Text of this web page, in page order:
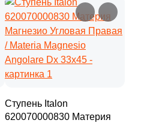
Ступень Italon
620070000830 Материя